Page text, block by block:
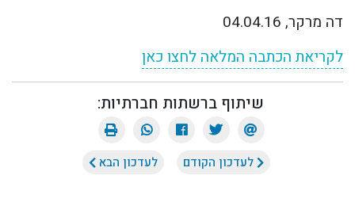
דה מרקר, 04.04.16
לקריאת הכתבה המלאה לחצו כאן
שיתוף ברשתות חברתיות:
לעדכון הקודם לעדכון הבא